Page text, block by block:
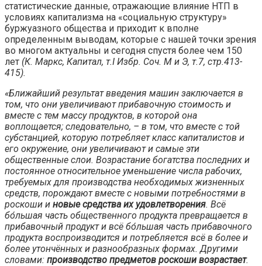
статистические данные, отражающие влияние НТП в
условиях капитализма на «социальную структуру»
буржуазного общества и приходит к вполне
определенным выводам, которые с нашей точки зрения
во многом актуальны и сегодня спустя более чем 150
лет (К. Маркс, Капитал, т.I Избр. Соч. М и Э, т.7, стр.413-
415).
«Ближайший результат введения машин заключается в
том, что они увеличивают прибавочную стоимость и
вместе с тем массу продуктов, в которой она
воплощается; следовательно, – в том, что вместе с той
субстанцией, которую потребляет класс капиталистов и
его окружение, они увеличивают и самые эти
общественные слои. Возрастание богатства последних и
постоянное относительное уменьшение числа рабочих,
требуемых для производства необходимых жизненных
средств, порождают вместе с новыми потребностями в
роскоши и новые средства их удовлетворения. Всё
бо́льшая часть общественного продукта превращается в
прибавочный продукт и всё бо́льшая часть прибавочного
продукта воспроизводится и потребляется всё в более и
более утончённых и разнообразных формах. Другими
словами: производство предметов роскоши возрастает.